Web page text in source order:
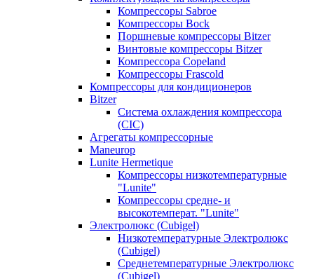
Компрессоры Sabroe
Компрессоры Bock
Поршневые компрессоры Bitzer
Винтовые компрессоры Bitzer
Компрессора Copeland
Компрессоры Frascold
Компрессоры для кондиционеров
Bitzer
Система охлаждения компрессора
(CIC)
Агрегаты компрессорные
Maneurop
Lunite Hermetique
Компрессоры низкотемпературные
"Lunite"
Компрессоры средне- и
высокотемперат. "Lunite"
Электролюкс (Cubigel)
Низкотемпературные Электролюкс
(Cubigel)
Среднетемпературные Электролюкс
(Cubigel)